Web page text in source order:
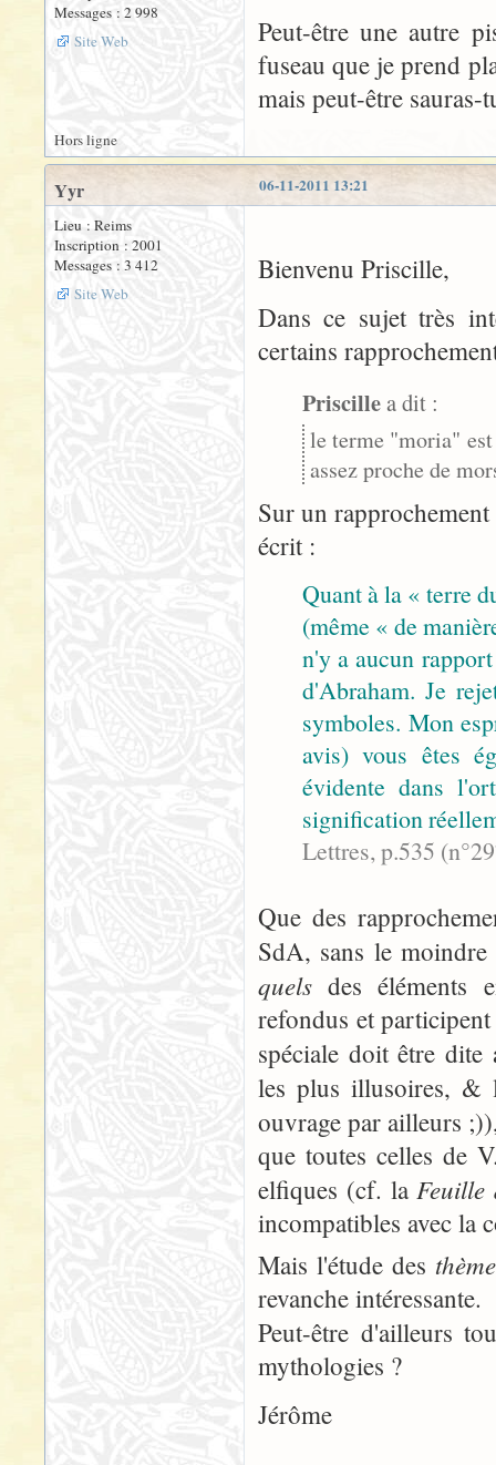
Messages : 2 998
Site Web
Peut-être une autre
fuseau que je prend
mais peut-être
Hors ligne
06-11-2011 13:21
Yyr
Lieu : Reims
Inscription : 2001
Messages : 3 412
Site Web
Bienvenu Priscille,
Dans ce sujet très
certains
Priscillea dit :
le terme "moria"
assez proche de
Sur un
écrit :
Quant à la « terre
(même « de
n'y a aucun
d'Abraham. Je
symboles. Mon
avis) vous êtes
évidente dans
signification
Lettres, p.535
Que des
SdA, sans le
quels des éléments
refondus et
spéciale doit être
les plus illusoires, &
ouvrage par ailleurs
que toutes celles de
elfiques (cf. laFeuille
incompatibles avec la
Mais l'étude des
revanche intéressante.
Peut-être d'ailleurs
mythologies ?
Jérôme